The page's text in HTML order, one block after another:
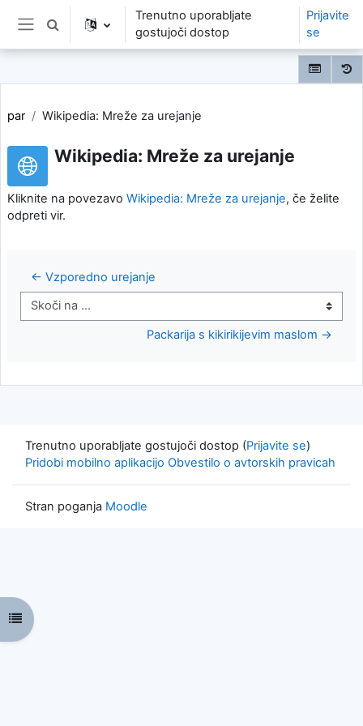
Preskoči na glavno vsebino
Stransko polje
Preklopi iskalni vnos
Trenutno uporabljate
gostujoči dostop
Prijavite
se
Odpri kazalo predmeta
par Wikipedia: Mreže za urejanje
Wikipedia: Mreže za urejanje
Kliknite na povezavo Wikipedia: Mreže za urejanje, če želite
odpreti vir.
← Vzporedno urejanje
Skoči na ...
Packarija s kikirikijevim maslom →
Trenutno uporabljate gostujoči dostop (Prijavite se)
Pridobi mobilno aplikacijo Obvestilo o avtorskih pravicah
Stran poganja Moodle